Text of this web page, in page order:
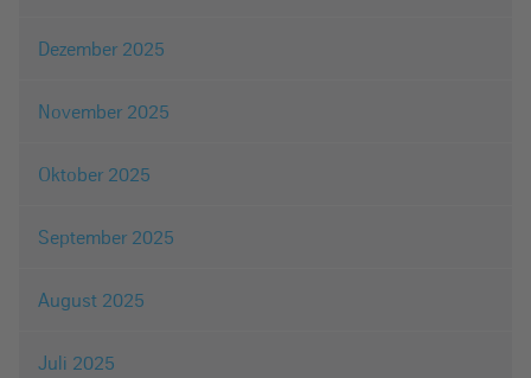
Dezember 2025
November 2025
Oktober 2025
September 2025
August 2025
Juli 2025